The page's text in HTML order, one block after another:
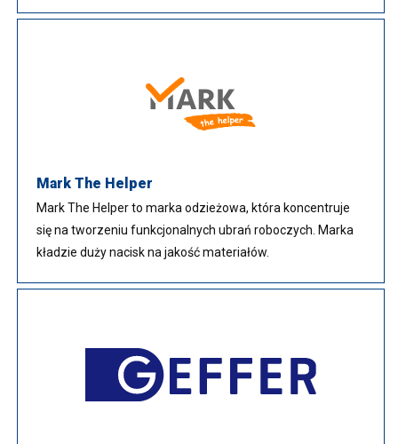
Mark The Helper
Mark The Helper to marka odzieżowa, która koncentruje
się na tworzeniu funkcjonalnych ubrań roboczych. Marka
kładzie duży nacisk na jakość materiałów.